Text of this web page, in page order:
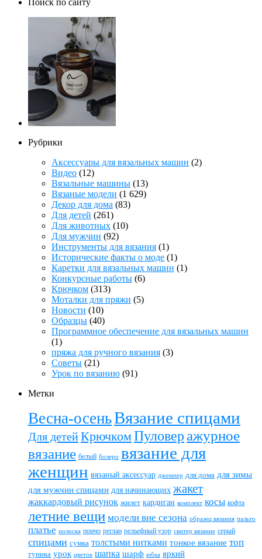
Рубрики
Аксессуары для вязальных машин (2)
Видео (12)
Вязальные машины (13)
Вязаные модели (1 629)
Декор для дома (83)
Для детей (261)
Для животных (10)
Для мужчин (92)
Инструменты для вязания (1)
Исторические факты о моде (1)
Каретки для вязальных машин (1)
Конкурсные работы (6)
Крючком (313)
Моталки для пряжи (5)
Новости (10)
Образцы (40)
Программное обеспечение для вязальных машин
(1)
пряжа для ручного вязания (3)
Советы (21)
Урок по вязанию (91)
Метки
Весна-осеньВязание спицами
Для детейКрючкомПуловер ажурное
вязание белый болеро вязание для
женщин вязаный аксессуар джемпер для дома для зимы
для мужчин спицами для начинающих жакет
жаккардовый рисунок жилет кардиган комплект косы кофта
летние вещи модели вне сезона образец вязания пальто
платье полоска пончо реглан рельефный узор свитер вязание серый
спицами сумка толстыми нитками тонкое вязание топ
туника урок цветок шапка шарф юбка яркий